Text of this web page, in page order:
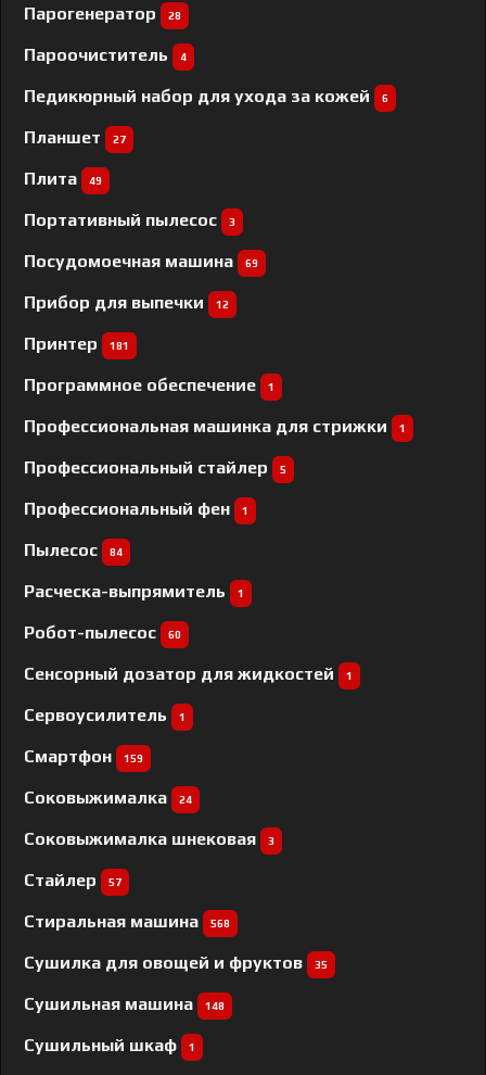
Парогенератор 28
Пароочиститель 4
Педикюрный набор для ухода за кожей 6
Планшет 27
Плита 49
Портативный пылесос 3
Посудомоечная машина 69
Прибор для выпечки 12
Принтер 181
Программное обеспечение 1
Профессиональная машинка для стрижки 1
Профессиональный cтайлер 5
Профессиональный фен 1
Пылесос 84
Расческа-выпрямитель 1
Робот-пылесос 60
Сенсорный дозатор для жидкостей 1
Сервоусилитель 1
Смартфон 159
Соковыжималка 24
Соковыжималка шнековая 3
Стайлер 57
Стиральная машина 568
Сушилка для овощей и фруктов 35
Сушильная машина 148
Сушильный шкаф 1